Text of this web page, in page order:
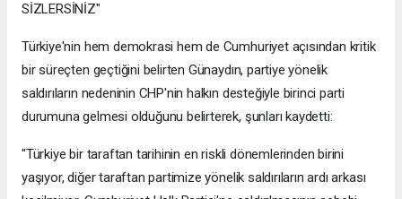
SİZLERSİNİZ"
Türkiye'nin hem demokrasi hem de Cumhuriyet açısından kritik
bir süreçten geçtiğini belirten Günaydın, partiye yönelik
saldırıların nedeninin CHP'nin halkın desteğiyle birinci parti
durumuna gelmesi olduğunu belirterek, şunları kaydetti:
"Türkiye bir taraftan tarihinin en riskli dönemlerinden birini
yaşıyor, diğer taraftan partimize yönelik saldırıların ardı arkası